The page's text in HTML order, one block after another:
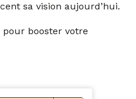
sa vision aujourd’hui.
pour booster votre